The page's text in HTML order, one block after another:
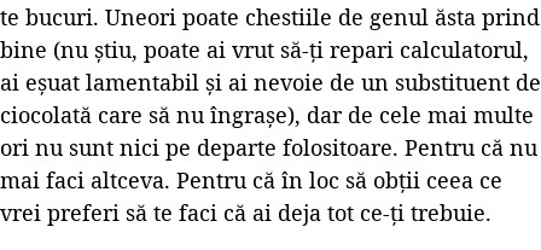
te bucuri. Uneori poate chestiile de genul ăsta prind
bine (nu ştiu, poate ai vrut să-ţi repari calculatorul,
ai eşuat lamentabil şi ai nevoie de un substituent de
ciocolată care să nu îngraşe), dar de cele mai multe
ori nu sunt nici pe departe folositoare. Pentru că nu
mai faci altceva. Pentru că în loc să obţii ceea ce
vrei preferi să te faci că ai deja tot ce-ţi trebuie.